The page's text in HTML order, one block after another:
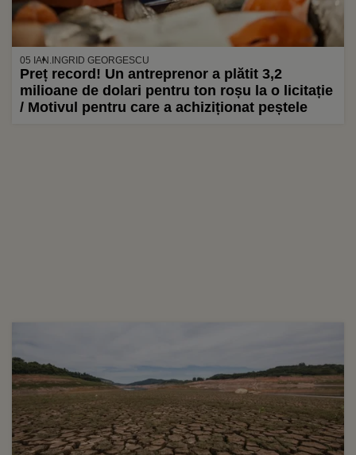
05 IAN. INGRID GEORGESCU
Preț record! Un antreprenor a plătit 3,2
milioane de dolari pentru ton roșu la o licitație
/ Motivul pentru care a achiziționat peștele